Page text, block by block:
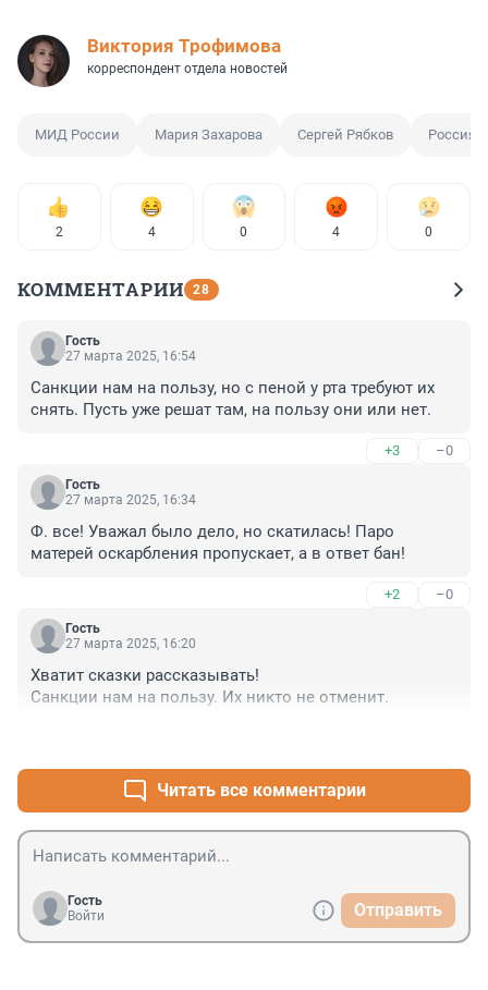
Виктория Трофимова
корреспондент отдела новостей
МИД России Мария Захарова Сергей Рябков Россия
2 4 0 4 0
КОММЕНТАРИИ 28
Гость
27 марта 2025, 16:54
Санкции нам на пользу, но с пеной у рта требуют их
снять. Пусть уже решат там, на пользу они или нет.
+3 –0
Гость
27 марта 2025, 16:34
Ф. все! Уважал было дело, но скатилась! Паро
матерей оскарбления пропускает, а в ответ бан!
+2 –0
Гость
27 марта 2025, 16:20
Хватит сказки рассказывать!
Санкции нам на пользу. Их никто не отменит.
Читать все комментарии
Гость
Войти
Отправить